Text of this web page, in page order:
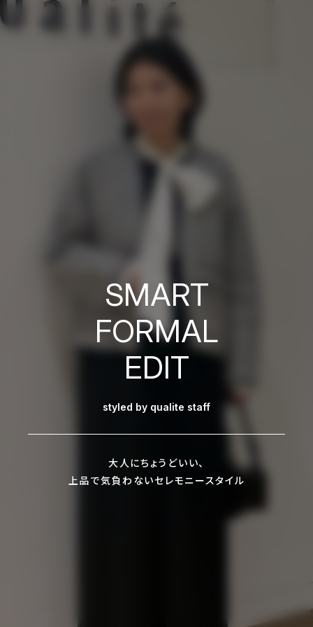
SMART
FORMAL
EDIT
styled by qualite staff
大人にちょうどいい、
上品で気負わないセレモニースタイル